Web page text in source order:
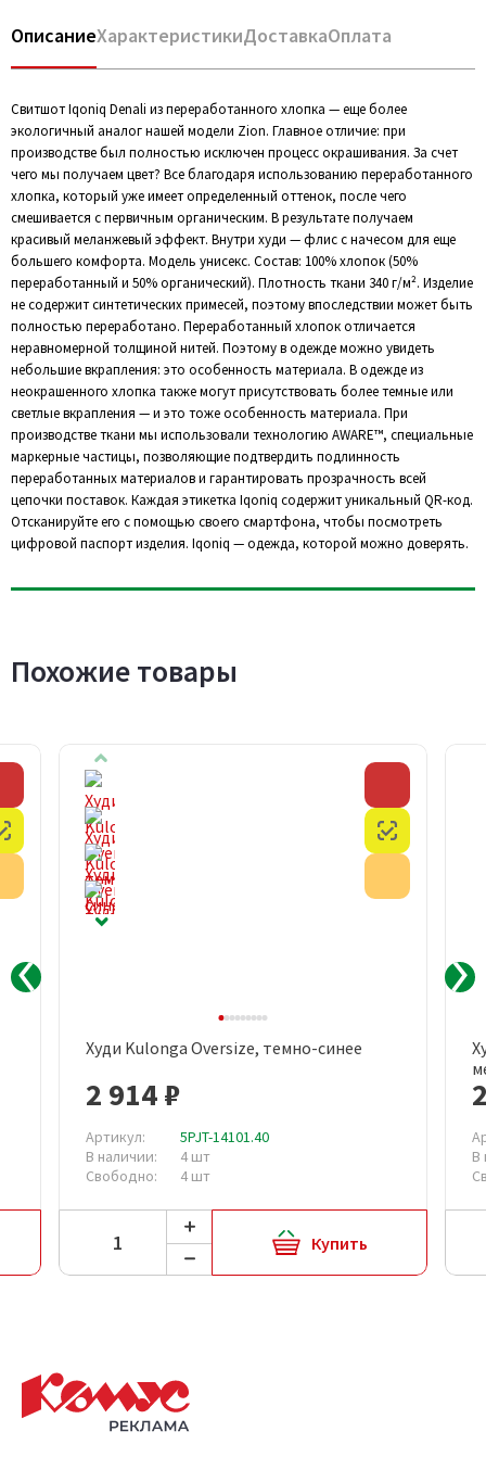
ОписаниеХарактеристикиДоставкаОплата
Свитшот Iqoniq Denali из переработанного хлопка — еще более
экологичный аналог нашей модели Zion. Главное отличие: при
производстве был полностью исключен процесс окрашивания. За счет
чего мы получаем цвет? Все благодаря использованию переработанного
хлопка, который уже имеет определенный оттенок, после чего
смешивается с первичным органическим. В результате получаем
красивый меланжевый эффект. Внутри худи — флис с начесом для еще
большего комфорта. Модель унисекс. Состав: 100% хлопок (50%
переработанный и 50% органический). Плотность ткани 340 г/м². Изделие
не содержит синтетических примесей, поэтому впоследствии может быть
полностью переработано. Переработанный хлопок отличается
неравномерной толщиной нитей. Поэтому в одежде можно увидеть
небольшие вкрапления: это особенность материала. В одежде из
неокрашенного хлопка также могут присутствовать более темные или
светлые вкрапления — и это тоже особенность материала. При
производстве ткани мы использовали технологию AWARE™, специальные
маркерные частицы, позволяющие подтвердить подлинность
переработанных материалов и гарантировать прозрачность всей
цепочки поставок. Каждая этикетка Iqoniq содержит уникальный QR-код.
Отсканируйте его с помощью своего смартфона, чтобы посмотреть
цифровой паспорт изделия. Iqoniq — одежда, которой можно доверять.
Похожие товары
Честный знак
Худи Kulonga Oversize, темно-синее
2 914 ₽
Артикул:
5PJT-14101.40
В наличии:
4 шт
Свободно:
4 шт
Купить
В